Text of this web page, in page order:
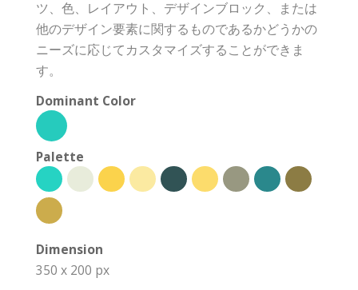
ツ、色、レイアウト、デザインブロック、または
他のデザイン要素に関するものであるかどうかの
ニーズに応じてカスタマイズすることができま
す。
Dominant Color
Palette
Dimension
350 x 200 px